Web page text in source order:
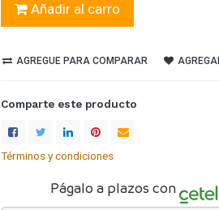
Añadir al carro
AGREGUE PARA COMPARAR
Comparte este producto
Términos y condiciones
Págalo a plazos con